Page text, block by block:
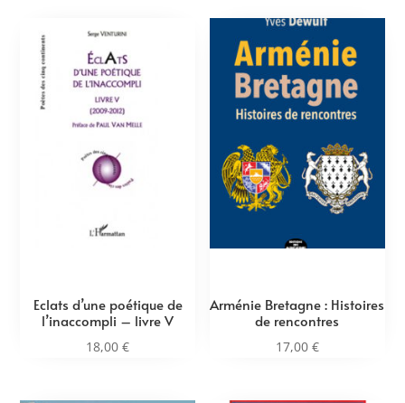
Eclats d’une poétique de
l’inaccompli – livre V
18,00€
Arménie Bretagne : Histoires
de rencontres
17,00 €